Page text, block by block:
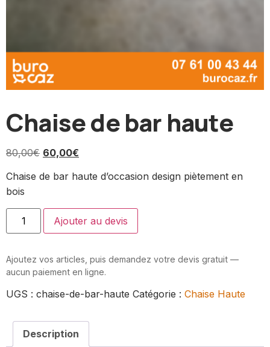
Chaise de bar haute
80,00€ 60,00€
Chaise de bar haute d’occasion design piètement en
bois
Ajouter au devis
Ajoutez vos articles, puis demandez votre devis gratuit —
aucun paiement en ligne.
UGS : chaise-de-bar-haute Catégorie : Chaise Haute
Description